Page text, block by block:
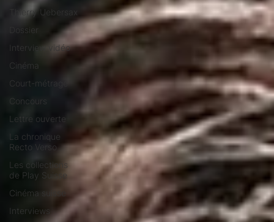
Thierry Uebersax
Dossier
Interview vidéo
Cinéma
Court-métrage
Concours
Lettre ouverte
La chronique
Recto Verso
Les collections
de Play Suisse
Cinéma suisse
Interviews